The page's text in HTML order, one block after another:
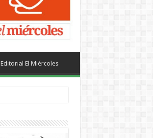
Editorial El Miércoles